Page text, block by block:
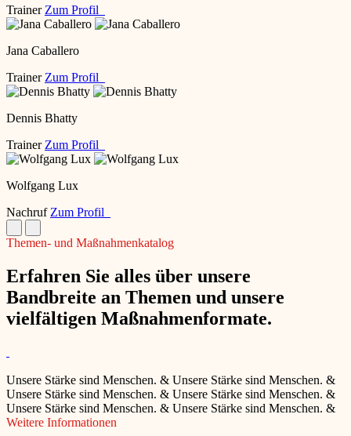
Trainer Zum Profil
Jana Caballero
Trainer Zum Profil
Dennis Bhatty
Trainer Zum Profil
Wolfgang Lux
Nachruf Zum Profil
Themen- und Maßnahmenkatalog
Erfahren Sie alles über unsere
Bandbreite an Themen und unsere
vielfältigen Maßnahmenformate.
Unsere Stärke sind Menschen. & Unsere Stärke sind Menschen. &
Unsere Stärke sind Menschen. & Unsere Stärke sind Menschen. &
Unsere Stärke sind Menschen. & Unsere Stärke sind Menschen. &
Weitere Informationen